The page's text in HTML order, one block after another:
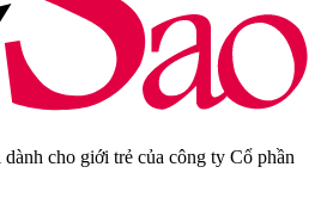
cho giới trẻ của công ty Cổ phần